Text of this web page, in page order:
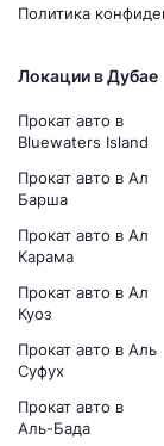
Политика
Локации в Дубае
Прокат авто в
Bluewaters Island
Прокат авто в Ал
Барша
Прокат авто в Ал
Карама
Прокат авто в Ал
Куоз
Прокат авто в Аль
Суфух
Прокат авто в
Аль-Бада